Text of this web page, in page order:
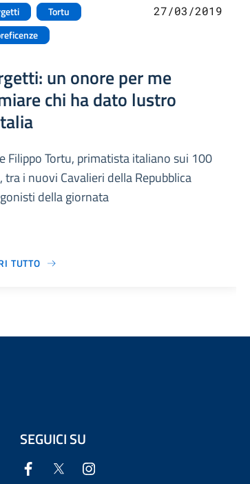
Tortu
27/03/2019
un onore per me
chi ha dato lustro
Filippo Tortu, primatista italiano sui 100
tra i nuovi Cavalieri della Repubblica
della giornata
TUTTO
SEGUICI SU